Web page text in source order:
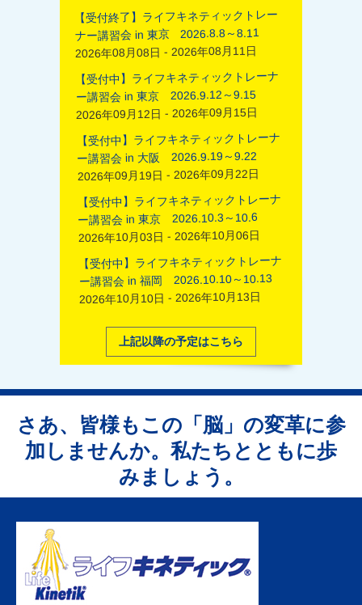
【受付終了】ライフキネティックトレー
ナー講習会 in 東京 2026.8.8～8.11
2026年08月08日 - 2026年08月11日
【受付中】ライフキネティックトレーナ
ー講習会 in 東京 2026.9.12～9.15
2026年09月12日 - 2026年09月15日
【受付中】ライフキネティックトレーナ
ー講習会 in 大阪 2026.9.19～9.22
2026年09月19日 - 2026年09月22日
【受付中】ライフキネティックトレーナ
ー講習会 in 東京 2026.10.3～10.6
2026年10月03日 - 2026年10月06日
【受付中】ライフキネティックトレーナ
ー講習会 in 福岡 2026.10.10～10.13
2026年10月10日 - 2026年10月13日
上記以降の予定はこちら
さあ、皆様もこの「脳」の変革に参
加しませんか。私たちとともに歩
みましょう。